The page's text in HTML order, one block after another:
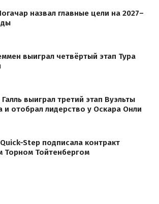
назвал главные цели на 2027–
выиграл четвёртый этап Тура
выиграл третий этап Вуэльты
и отобрал лидерство у Оскара Онли
Step подписала контракт
Торном Тойтенбергом